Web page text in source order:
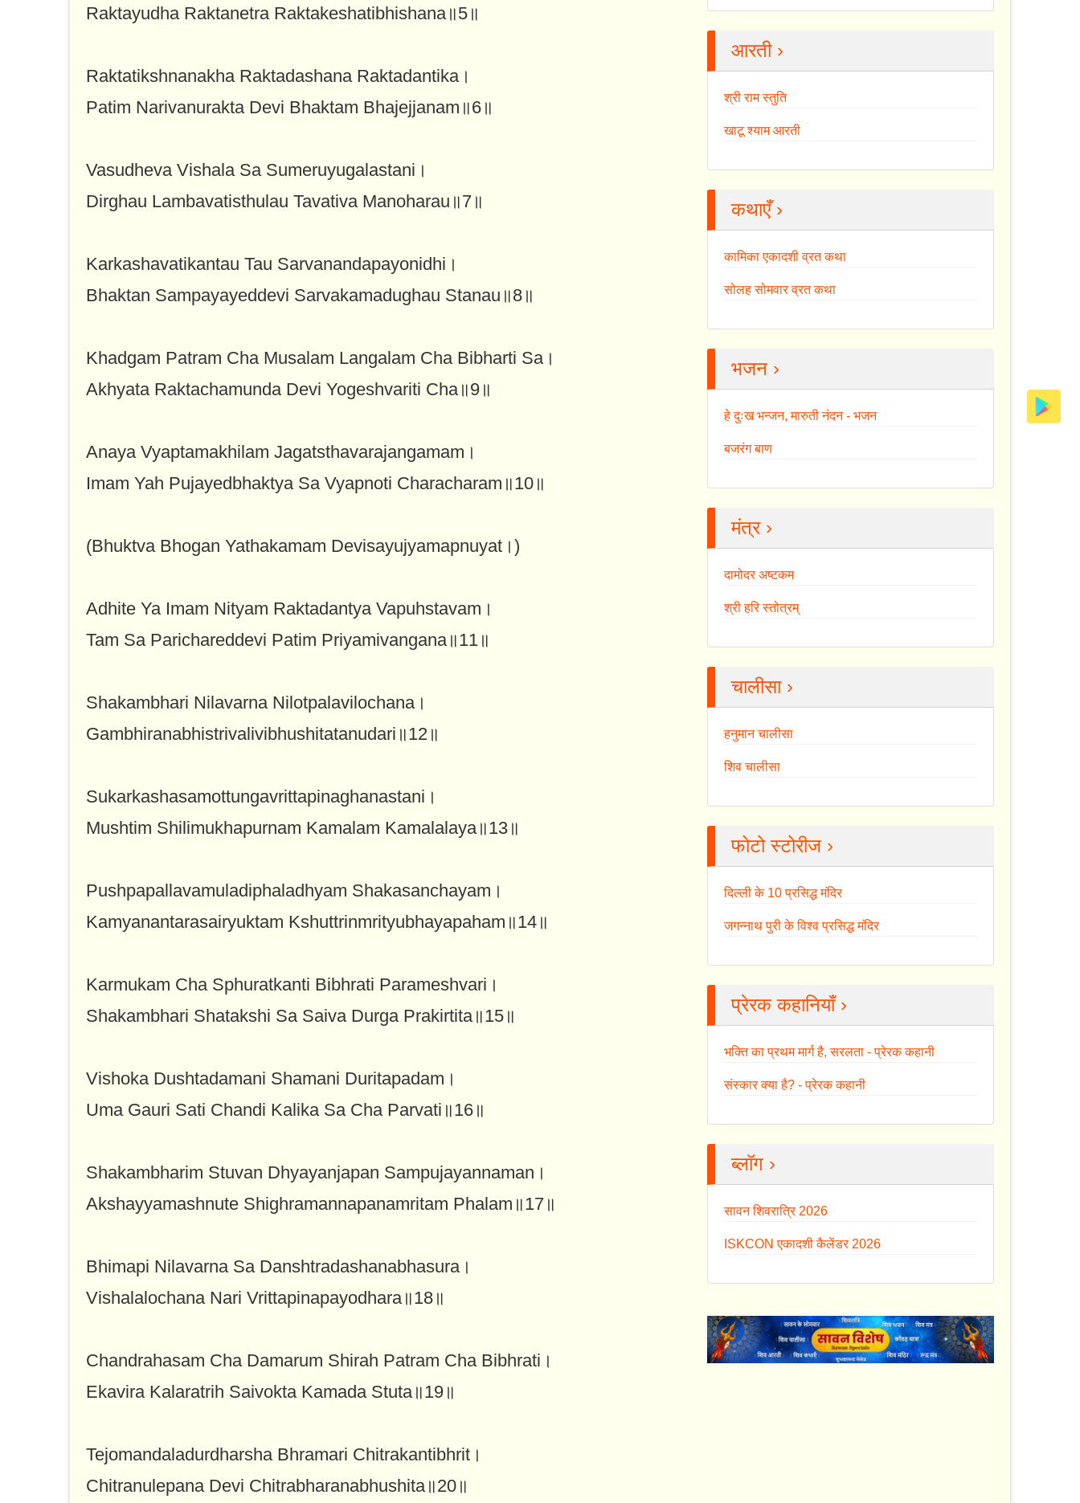
Raktayudha Raktanetra Raktakeshatibhishana॥5॥
Raktatikshnanakha Raktadashana Raktadantika।
Patim Narivanurakta Devi Bhaktam Bhajejjanam॥6॥
Vasudheva Vishala Sa Sumeruyugalastani।
Dirghau Lambavatisthulau Tavativa Manoharau॥7॥
Karkashavatikantau Tau Sarvanandapayonidhi।
Bhaktan Sampayayeddevi Sarvakamadughau Stanau॥8॥
Khadgam Patram Cha Musalam Langalam Cha Bibharti Sa।
Akhyata Raktachamunda Devi Yogeshvariti Cha॥9॥
Anaya Vyaptamakhilam Jagatsthavarajangamam।
Imam Yah Pujayedbhaktya Sa Vyapnoti Characharam॥10॥
(Bhuktva Bhogan Yathakamam Devisayujyamapnuyat।)
Adhite Ya Imam Nityam Raktadantya Vapuhstavam।
Tam Sa Parichareddevi Patim Priyamivangana॥11॥
Shakambhari Nilavarna Nilotpalavilochana।
Gambhiranabhistrivalivibhushitatanudari॥12॥
Sukarkashasamottungavrittapinaghanastani।
Mushtim Shilimukhapurnam Kamalam Kamalalaya॥13॥
Pushpapallavamuladiphaladhyam Shakasanchayam।
Kamyanantarasairyuktam Kshuttrinmrityubhayapaham॥14॥
Karmukam Cha Sphuratkanti Bibhrati Parameshvari।
Shakambhari Shatakshi Sa Saiva Durga Prakirtita॥15॥
Vishoka Dushtadamani Shamani Duritapadam।
Uma Gauri Sati Chandi Kalika Sa Cha Parvati॥16॥
Shakambharim Stuvan Dhyayanjapan Sampujayannaman।
Akshayyamashnute Shighramannapanamritam Phalam॥17॥
Bhimapi Nilavarna Sa Danshtradashanabhasura।
Vishalalochana Nari Vrittapinapayodhara॥18॥
Chandrahasam Cha Damarum Shirah Patram Cha Bibhrati।
Ekavira Kalaratrih Saivokta Kamada Stuta॥19॥
Tejomandaladurdharsha Bhramari Chitrakantibhrit।
Chitranulepana Devi Chitrabharanabhushita॥20॥
आरती ›
श्री राम स्तुति
खाटू श्याम आरती
कथाएँ ›
कामिका एकादशी व्रत कथा
सोलह सोमवार व्रत कथा
भजन ›
हे दुःख भन्जन, मारुती नंदन - भजन
बजरंग बाण
मंत्र ›
दामोदर अष्टकम
श्री हरि स्तोत्रम्
चालीसा ›
हनुमान चालीसा
शिव चालीसा
फोटो स्टोरीज ›
दिल्ली के 10 प्रसिद्ध मंदिर
जगन्नाथ पुरी के विश्व प्रसिद्ध मंदिर
प्रेरक कहानियाँ ›
भक्ति का प्रथम मार्ग है, सरलता - प्रेरक कहानी
संस्कार क्या है? - प्रेरक कहानी
ब्लॉग ›
सावन शिवरात्रि 2026
ISKCON एकादशी कैलेंडर 2026